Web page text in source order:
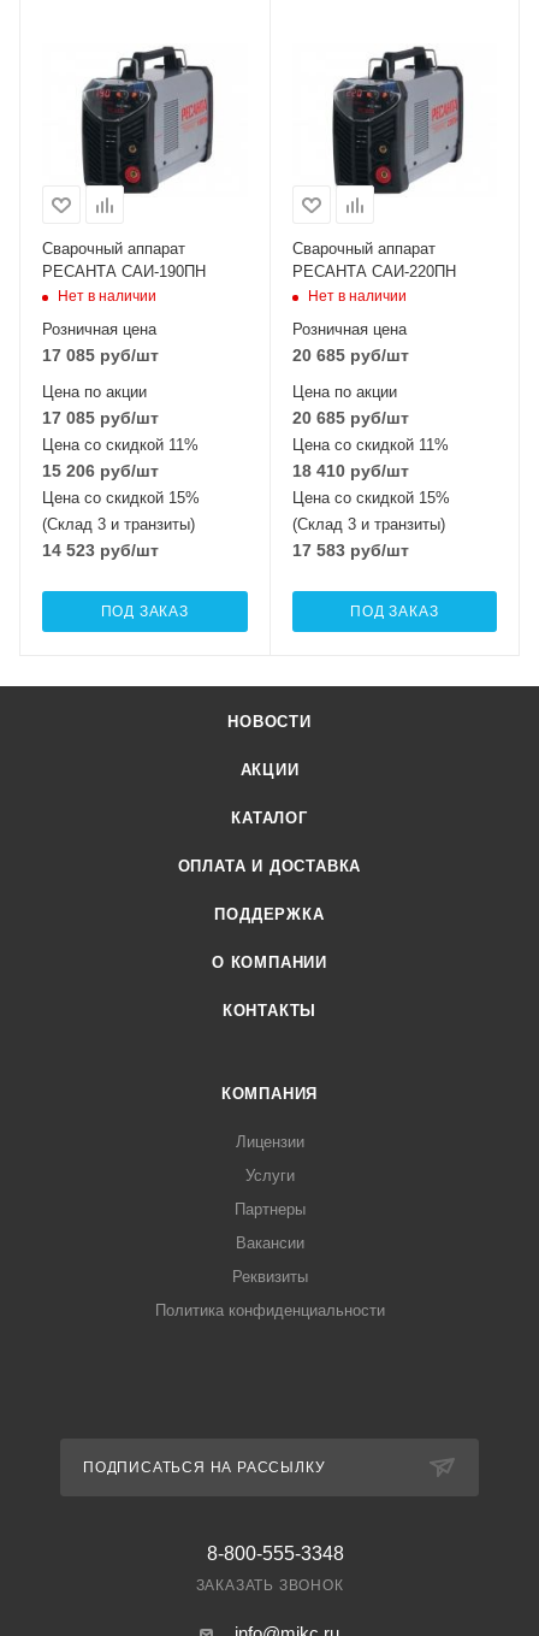
Сварочный аппарат
РЕСАНТА САИ-190ПН
Нет в наличии
Розничная цена
17 085 руб/шт
Цена по акции
17 085 руб/шт
Цена со скидкой 11%
15 206 руб/шт
Цена со скидкой 15%
(Склад 3 и транзиты)
14 523 руб/шт
ПОД ЗАКАЗ
Сварочный аппарат
РЕСАНТА САИ-220ПН
Нет в наличии
Розничная цена
20 685руб/шт
Цена по акции
20 685руб/шт
Цена со скидкой 11%
18 410руб/шт
Цена со скидкой 15%
(Склад 3 и транзиты)
17 583руб/шт
ПОД ЗАКАЗ
НОВОСТИ
АКЦИИ
КАТАЛОГ
ОПЛАТА И ДОСТАВКА
ПОДДЕРЖКА
О КОМПАНИИ
КОНТАКТЫ
КОМПАНИЯ
Лицензии
Услуги
Партнеры
Вакансии
Реквизиты
Политика конфиденциальности
ПОДПИСАТЬСЯ НА РАССЫЛКУ
8-800-555-3348
ЗАКАЗАТЬ ЗВОНОК